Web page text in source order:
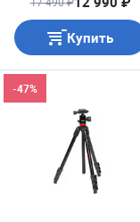
Купить
-47%